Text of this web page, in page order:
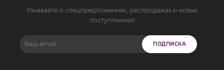
Узнавайте о спецпредложениях, распродажах и новых
поступлениях!
ПОДПИСКА